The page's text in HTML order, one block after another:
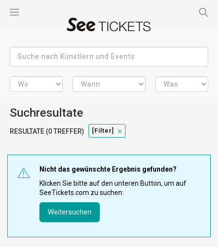
Suchresultate
RESULTATE (0 TREFFER) [filter]
Nicht das gewünschte Ergebnis gefunden?
Klicken Sie bitte auf den unteren Button, um auf
SeeTickets.com zu suchen:
Weitersuchen